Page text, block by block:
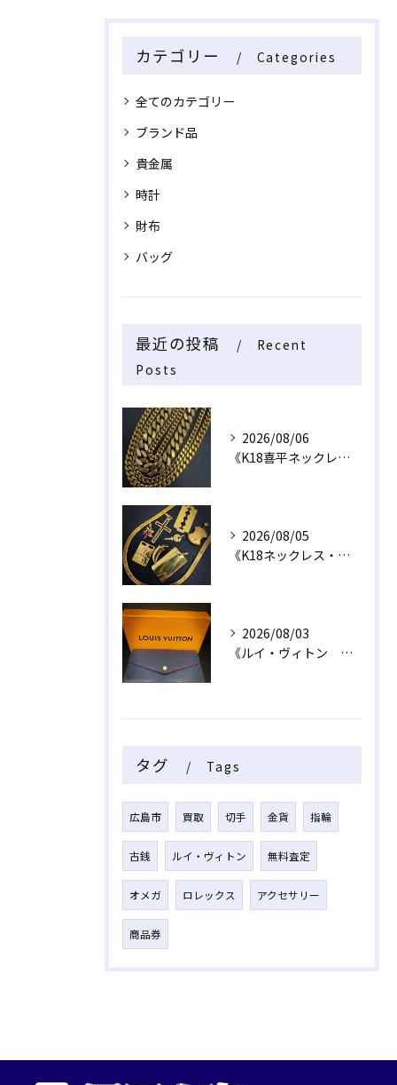
カテゴリー Categories
全てのカテゴリー
ブランド品
貴金属
時計
財布
バッグ
最近の投稿
Recent
Posts
2026/08/06
《K18喜平ネックレス・ブレスレット》
2026/08/05
《K18ネックレス・トップ》
2026/08/03
《ルイ・ヴィトン 長財布》
タグ Tags
広島市 買取 切手 金貨 指輪
古銭 ルイ・ヴィトン 無料査定
オメガ ロレックス アクセサリー
商品券